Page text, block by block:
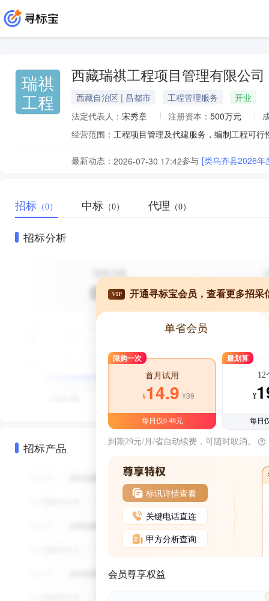
瑞祺
工程
西藏瑞祺工程项目管理有限公司
西藏自治区 | 昌都市 工程管理服务
开业
法定代表人： 宋秀章 注册资本： 500万元
经营范围：
最新动态： 2026-07-30 17:42参与 [类乌齐县2026年
招标 （0） 中标 （0） 代理 （0）
招标分析
招标产品
VIP 开通寻标宝会员，查看更多招采
单省会员
限购一次
首月试用
¥14.9 ¥39
每日仅0.48元
最划算
12
¥
每日
到期29元/月/省自动续费，可随时取消。
标讯详情查看
关键电话直连
甲方分析查询
会员尊享权益